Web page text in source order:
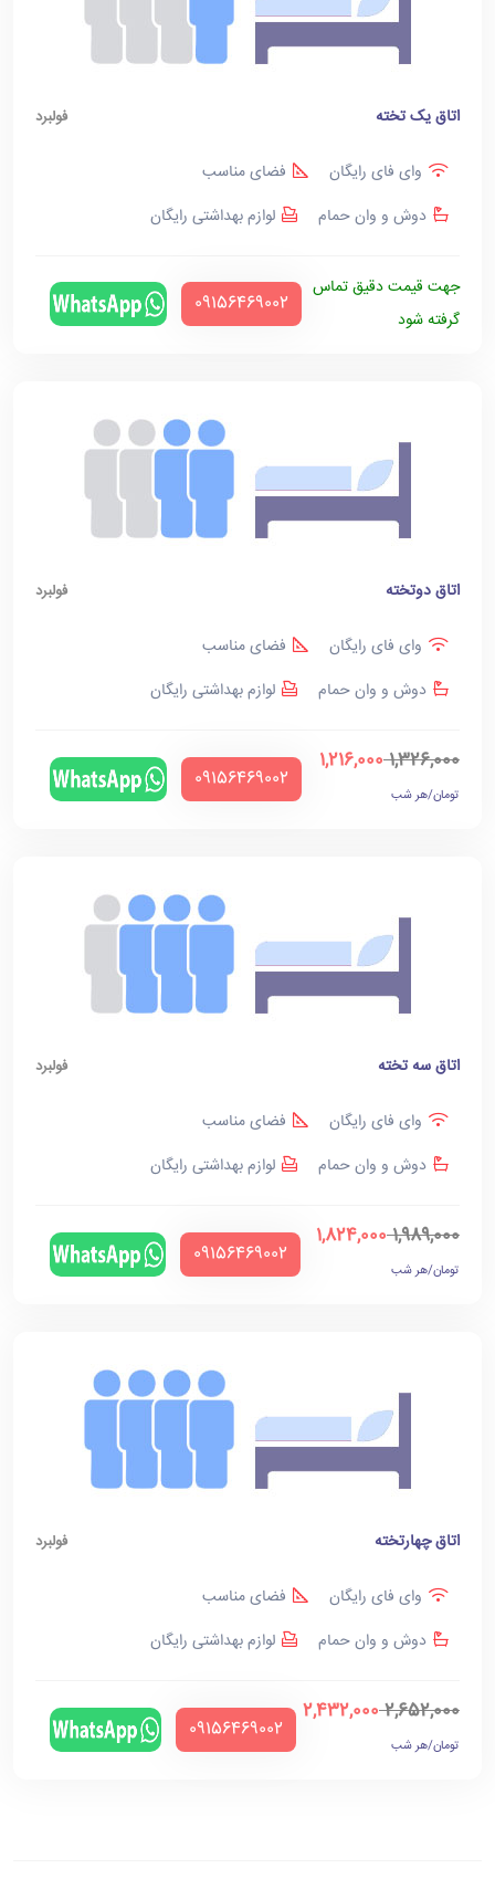
اتاق یک تخته فولبرد
وای فای رایگان
فضای مناسب
دوش و وان حمام
لوازم بهداشتی رایگان
جهت قیمت دقیق تماس
گرفته شود
‪09156469002‬
اتاق دوتخته فولبرد
وای فای رایگان
فضای مناسب
دوش و وان حمام
لوازم بهداشتی رایگان
1,326,000
1,216,000
تومان/هر شب
‪09156469002‬
اتاق سه تخته فولبرد
وای فای رایگان
فضای مناسب
دوش و وان حمام
لوازم بهداشتی رایگان
1,989,000
1,824,000
تومان/هر شب
‪09156469002‬
اتاق چهارتخته فولبرد
وای فای رایگان
فضای مناسب
دوش و وان حمام
لوازم بهداشتی رایگان
2,652,000
2,432,000
تومان/هر شب
‪09156469002‬